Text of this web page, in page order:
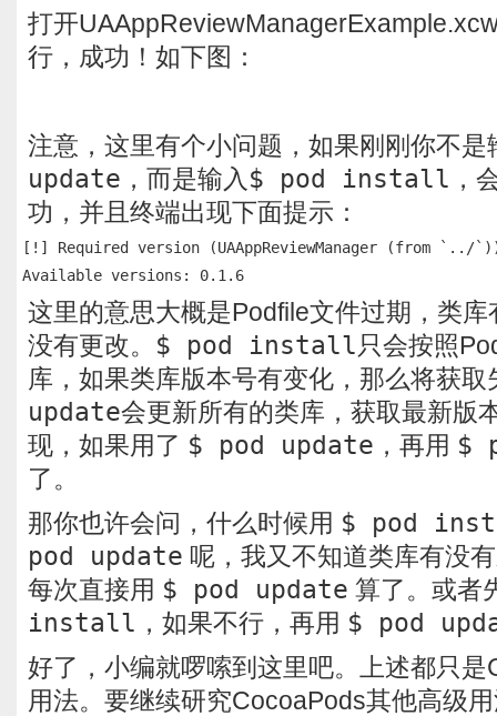
打开
行，成功！如下图：
注意，这里有个小问题，如果刚刚你不是
update ，而是输入 $ pod install ，
功，并且终端出现下面提示：
[!] Required version (UAAppReviewManager (from `../
这里的意思大概是Podfile文件过期，类
没有更改。 $ pod install只会按照
库，如果类库版本号有变化，那么将获
update会更新所有的类库，获取最新版
现，如果用了 $ pod update ，再用 $
了。
那你也许会问，什么时候用 $ pod
pod update 呢，我又不知道类库有没
每次直接用 $ pod update 算了。或者
install ，如果不行，再用 $ pod
好了，小编就啰嗦到这里吧。上述都只
用法。要继续研究CocoaPods其他高级